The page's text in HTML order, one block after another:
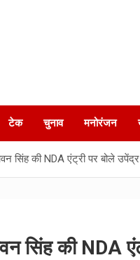
टेक चुनाव मनोरंजन
सिंह की NDA एंट्री पर बोले
की NDA